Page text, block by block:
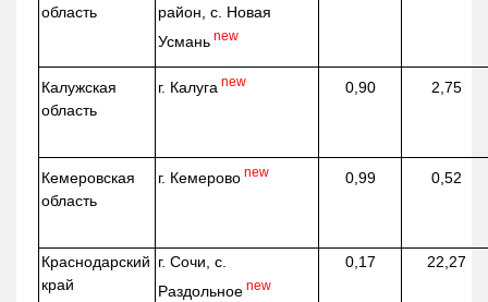
область
район, с. Новая
Усмань new
Калужская
область
г. Калуга new 0,90 2,75
Кемеровская
область
г. Кемерово new 0,99 0,52
Краснодарский
край
г. Сочи, с.
Раздольное new
0,17 22,27